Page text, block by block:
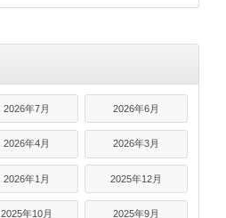
2026年7月 2026年6月
2026年4月 2026年3月
2026年1月 2025年12月
2025年10月 2025年9月